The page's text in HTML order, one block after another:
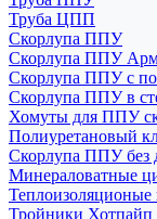
Труба ЦПП
Скорлупа ППУ
Скорлупа ППУ
Скорлупа ППУ с
Скорлупа ППУ в
Хомуты для ППУ
Полиуретановый
Скорлупа ППУ без
Минераловатные
Тройники Хотпайп